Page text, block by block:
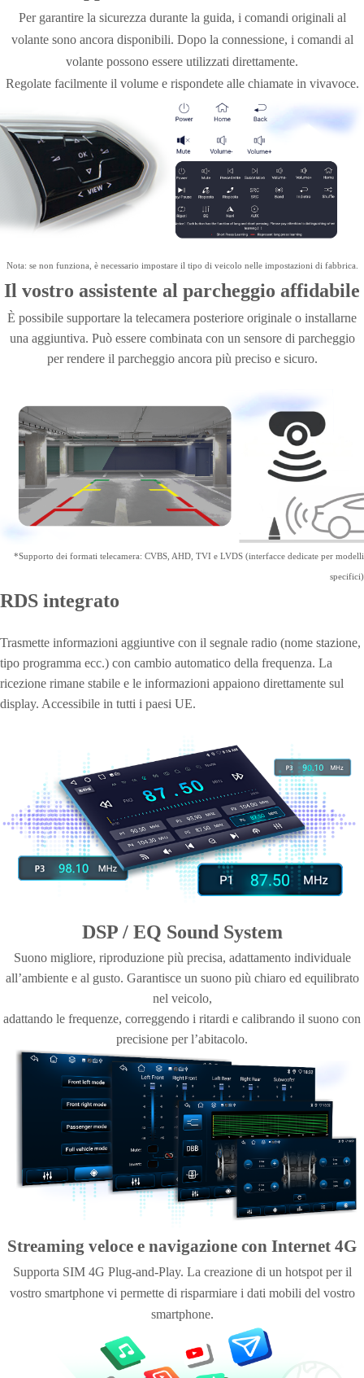
Per garantire la sicurezza durante la guida, i comandi originali al
volante sono ancora disponibili. Dopo la connessione, i comandi al
volante possono essere utilizzati direttamente.
Regolate facilmente il volume e rispondete alle chiamate in vivavoce.
Nota: se non funziona, è necessario impostare il tipo di veicolo nelle impostazioni di fabbrica.
Il vostro assistente al parcheggio affidabile
È possibile supportare la telecamera posteriore originale o installarne
una aggiuntiva. Può essere combinata con un sensore di parcheggio
per rendere il parcheggio ancora più preciso e sicuro.
*Supporto dei formati telecamera: CVBS, AHD, TVI e LVDS (interfacce dedicate per modelli
specifici)
RDS integrato
Trasmette informazioni aggiuntive con il segnale radio (nome stazione,
tipo programma ecc.) con cambio automatico della frequenza. La
ricezione rimane stabile e le informazioni appaiono direttamente sul
display. Accessibile in tutti i paesi UE.
DSP / EQ Sound System
Suono migliore, riproduzione più precisa, adattamento individuale
all’ambiente e al gusto. Garantisce un suono più chiaro ed equilibrato
nel veicolo,
adattando le frequenze, correggendo i ritardi e calibrando il suono con
precisione per l’abitacolo.
Streaming veloce e navigazione con Internet 4G
Supporta SIM 4G Plug-and-Play. La creazione di un hotspot per il
vostro smartphone vi permette di risparmiare i dati mobili del vostro
smartphone.